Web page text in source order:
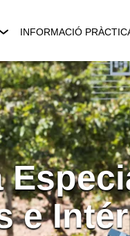
INFORMACIÓ
e